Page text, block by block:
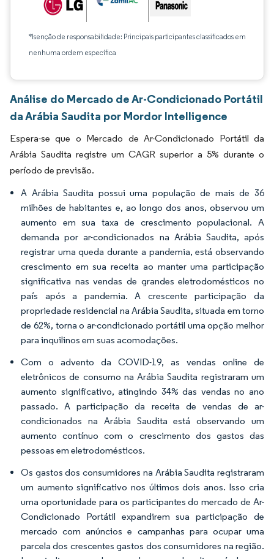
*Isenção de responsabilidade: Principais participantes classificados em
nenhuma ordem específica
Análise do Mercado de Ar-Condicionado Portátil
da Arábia Saudita por Mordor Intelligence
Espera-se que o Mercado de Ar-Condicionado Portátil da
Arábia Saudita registre um CAGR superior a 5% durante o
período de previsão.
A Arábia Saudita possui uma população de mais de 36
milhões de habitantes e, ao longo dos anos, observou um
aumento em sua taxa de crescimento populacional. A
demanda por ar-condicionados na Arábia Saudita, após
registrar uma queda durante a pandemia, está observando
crescimento em sua receita ao manter uma participação
significativa nas vendas de grandes eletrodomésticos no
país após a pandemia. A crescente participação da
propriedade residencial na Arábia Saudita, situada em torno
de 62%, torna o ar-condicionado portátil uma opção melhor
para inquilinos em suas acomodações.
Com o advento da COVID-19, as vendas online de
eletrônicos de consumo na Arábia Saudita registraram um
aumento significativo, atingindo 34% das vendas no ano
passado. A participação da receita de vendas de ar-
condicionados na Arábia Saudita está observando um
aumento contínuo com o crescimento dos gastos das
pessoas em eletrodomésticos.
Os gastos dos consumidores na Arábia Saudita registraram
um aumento significativo nos últimos dois anos. Isso cria
uma oportunidade para os participantes do mercado de Ar-
Condicionado Portátil expandirem sua participação de
mercado com anúncios e campanhas para ocupar uma
parcela dos crescentes gastos dos consumidores na região.